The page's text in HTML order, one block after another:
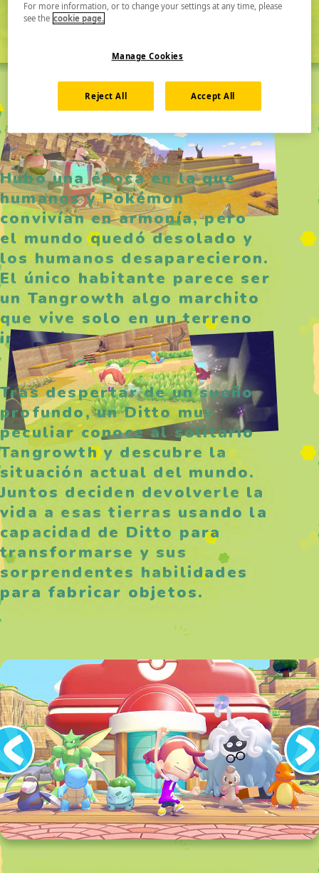
Hubo una época en la que
humanos y Pokémon
convivían en armonía, pero
el mundo quedó desolado y
los humanos desaparecieron.
El único habitante parece ser
un Tangrowth algo marchito
que vive solo en un terreno
inhóspito.
Tras despertar de un sueño
profundo, un Ditto muy
peculiar conoce al solitario
Tangrowth y descubre la
situación actual del mundo.
Juntos deciden devolverle la
vida a esas tierras usando la
capacidad de Ditto para
transformarse y sus
sorprendentes habilidades
para fabricar objetos.
For more information, or to change your settings at any time, please
see the cookie page.
Manage Cookies
Reject All Accept All